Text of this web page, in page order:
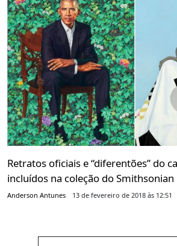
Retratos oficiais e “diferentões” do
incluídos na coleção do Smithsonian
Anderson Antunes 13 de fevereiro de 2018 às 12:51